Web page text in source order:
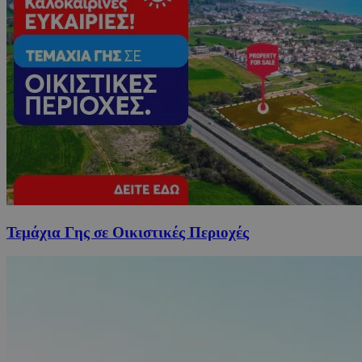
Τεμάχια Γης σε Οικιστικές Περιοχές